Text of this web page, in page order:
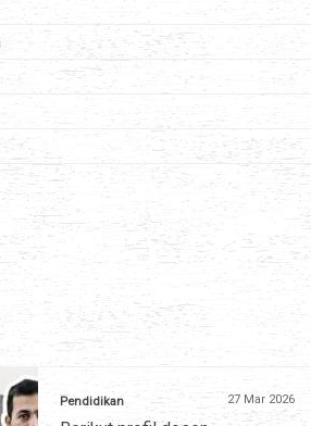
Pendidikan 27 Mar 2026